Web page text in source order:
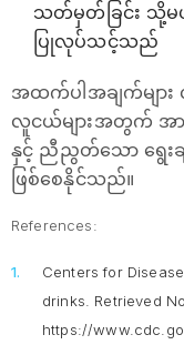
သတ်မှတ်ခြင်း သို့မ
ပြုလုပ်သင့်သည်
အထက်ပါအချက်များ
လူငယ်များအတွက် အား
နှင့် ညီညွတ်သော ရွေး
ဖြစ်စေနိုင်သည်။
References:
Centers for
drinks . Retrieved
https://